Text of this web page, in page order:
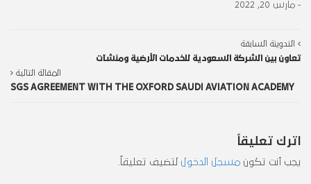
- مارس 20, 2022
التدوينة السابقة
تعاون بين الشركة السعودية للخدمات الأرضية ومنشآت
المقالة التالية
SGS AGREEMENT WITH THE OXFORD SAUDI AVIATION ACADEMY
اترك تعليقاً
يجب أنت تكون مسجل الدخول لتضيف تعليقاً.